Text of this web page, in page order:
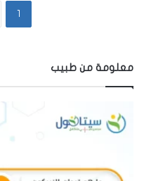
1
معلومة من طبيب